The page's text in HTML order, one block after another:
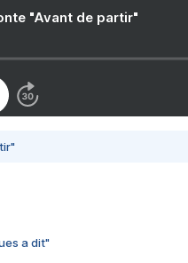
"Avant de partir"
a dit"